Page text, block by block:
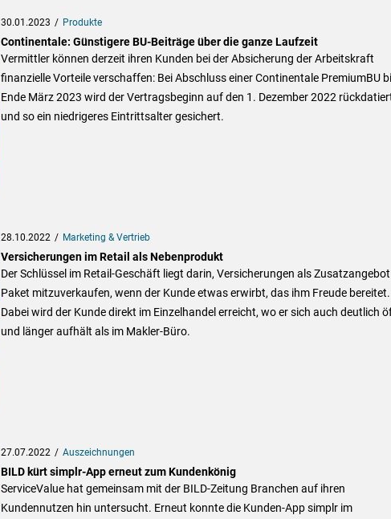
30.01.2023 Produkte
Continentale: Günstigere BU-Beiträge über die ganze Laufzeit
Vermittler können derzeit ihren Kunden bei der Absicherung der Arbeitskraft
finanzielle Vorteile verschaffen: Bei Abschluss einer Continentale PremiumBU
Ende März 2023 wird der Vertragsbeginn auf den 1. Dezember 2022
und so ein niedrigeres Eintrittsalter gesichert.
28.10.2022 Marketing & Vertrieb
Versicherungen im Retail als Nebenprodukt
Der Schlüssel im Retail-Geschäft liegt darin, Versicherungen als
Paket mitzuverkaufen, wenn der Kunde etwas erwirbt, das ihm Freude bereitet.
Dabei wird der Kunde direkt im Einzelhandel erreicht, wo er sich auch deutlich
und länger aufhält als im Makler-Büro.
27.07.2022 Auszeichnungen
BILD kürt simplr-App erneut zum Kundenkönig
ServiceValue hat gemeinsam mit der BILD-Zeitung Branchen auf ihren
Kundennutzen hin untersucht. Erneut konnte die Kunden-App simplr im